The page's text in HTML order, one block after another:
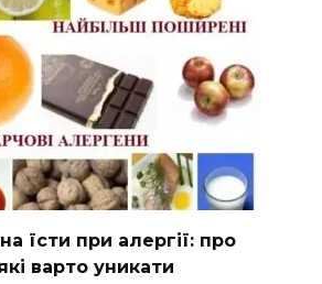
їсти при алергії: про
варто уникати